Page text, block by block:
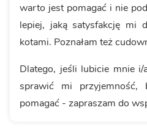
warto jest pomagać i nie
lepiej, jaką satysfakcję mi
kotami. Poznałam też
Dlatego, jeśli lubicie mnie
sprawić mi
pomagać - zapraszam do